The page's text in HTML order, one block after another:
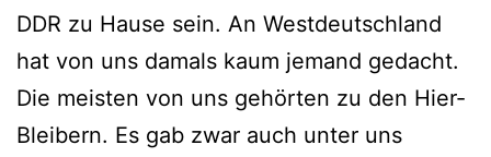
DDR zu Hause sein. An Westdeutschland
hat von uns damals kaum jemand gedacht.
Die meisten von uns gehörten zu den Hier-
Bleibern. Es gab zwar auch unter uns